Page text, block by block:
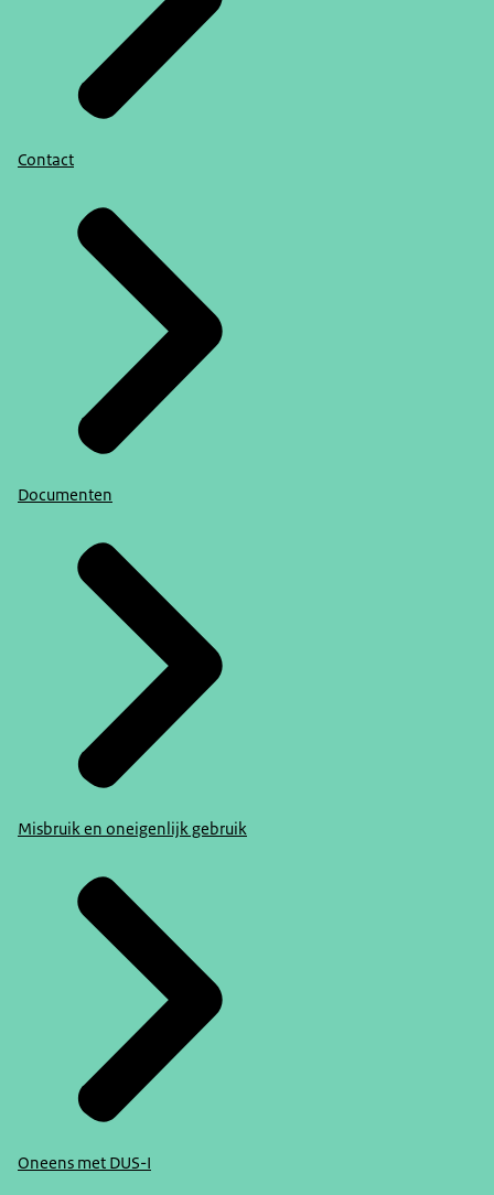
Contact
Documenten
Misbruik en oneigenlijk gebruik
Oneens met DUS-I